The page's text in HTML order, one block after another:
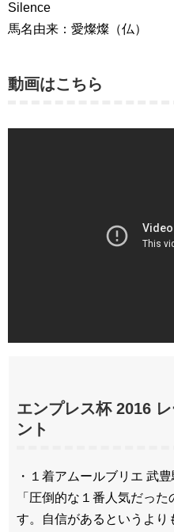
Silence
馬名由来：愛燦燦（仏）
動画はこちら
エンプレス杯 2016
ント
・１着アムールブリエ 武
「圧倒的な１番人気だっ
す。自信があるというより